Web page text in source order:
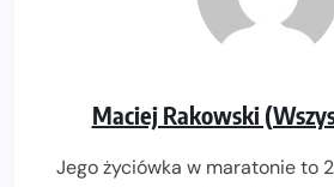
Maciej Rakowski
Jego życiówka w maratonie to